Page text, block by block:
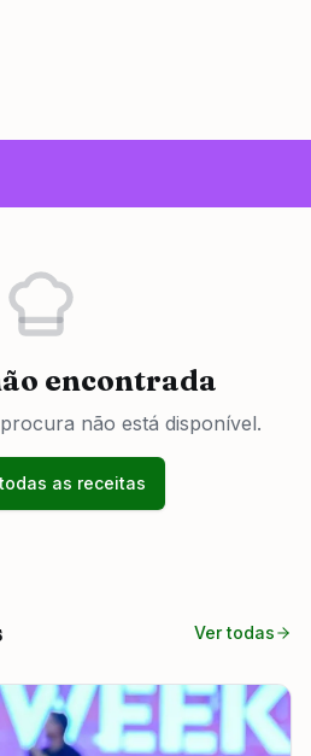
encontrada
não está disponível.
as receitas
Ver todas